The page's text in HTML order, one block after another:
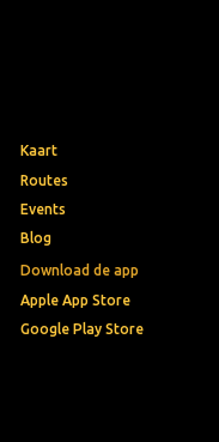
Download de app
Apple App Store
Google Play Store
Kaart
Routes
Events
Blog